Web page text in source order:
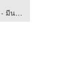
โรงงานผลิตเนื้อวัวสด แช่แข็ง แปรรูป - มีนาฟู้ดส์